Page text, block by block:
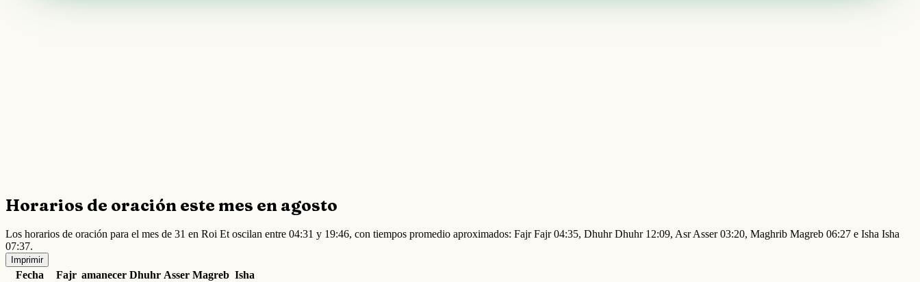
Horarios de oración este mes en agosto
Los horarios de oración para el mes de 31 en Roi Et oscilan entre 04:31 y 19:46, con tiempos promedio aproximados: Fajr Fajr 04:35, Dhuhr Dhuhr 12:09, Asr Asser 03:20, Maghrib Magreb 06:27 e Isha Isha
07:37.
Imprimir
Fecha Fajr amanecer Dhuhr Asser Magreb Isha